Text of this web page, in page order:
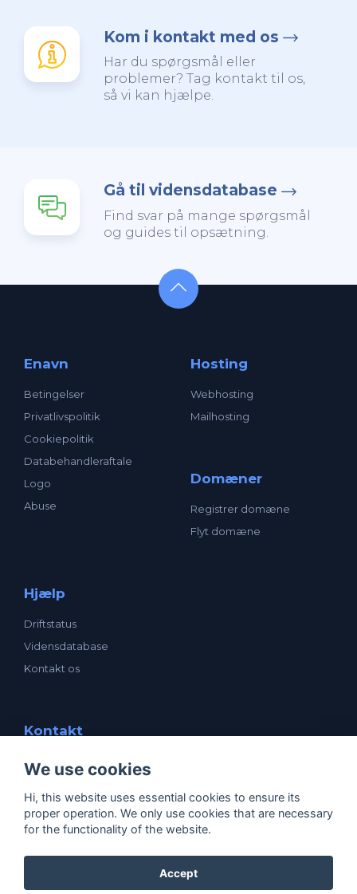
Kom i kontakt med os
Har du spørgsmål eller
problemer? Tag kontakt til os,
så vi kan hjælpe.
Gå til vidensdatabase
Find svar på mange spørgsmål
og guides til opsætning.
Enavn
Betingelser
Privatlivspolitik
Cookiepolitik
Databehandleraftale
Logo
Abuse
Hosting
Webhosting
Mailhosting
Domæner
Registrer domæne
Flyt domæne
Hjælp
Driftstatus
Vidensdatabase
Kontakt os
Kontakt
enavn ApS
Mogensensvej 1
CVR: 25531205
support@enavn.dk
We use cookies
Hi, this website uses essential cookies to ensure its
proper operation. We only use cookies that are necessary
for the functionality of the website.
Accept